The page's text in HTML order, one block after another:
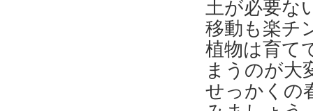
土が必要な
移動も楽チ
植物は育て
まうのが大
せっかくの